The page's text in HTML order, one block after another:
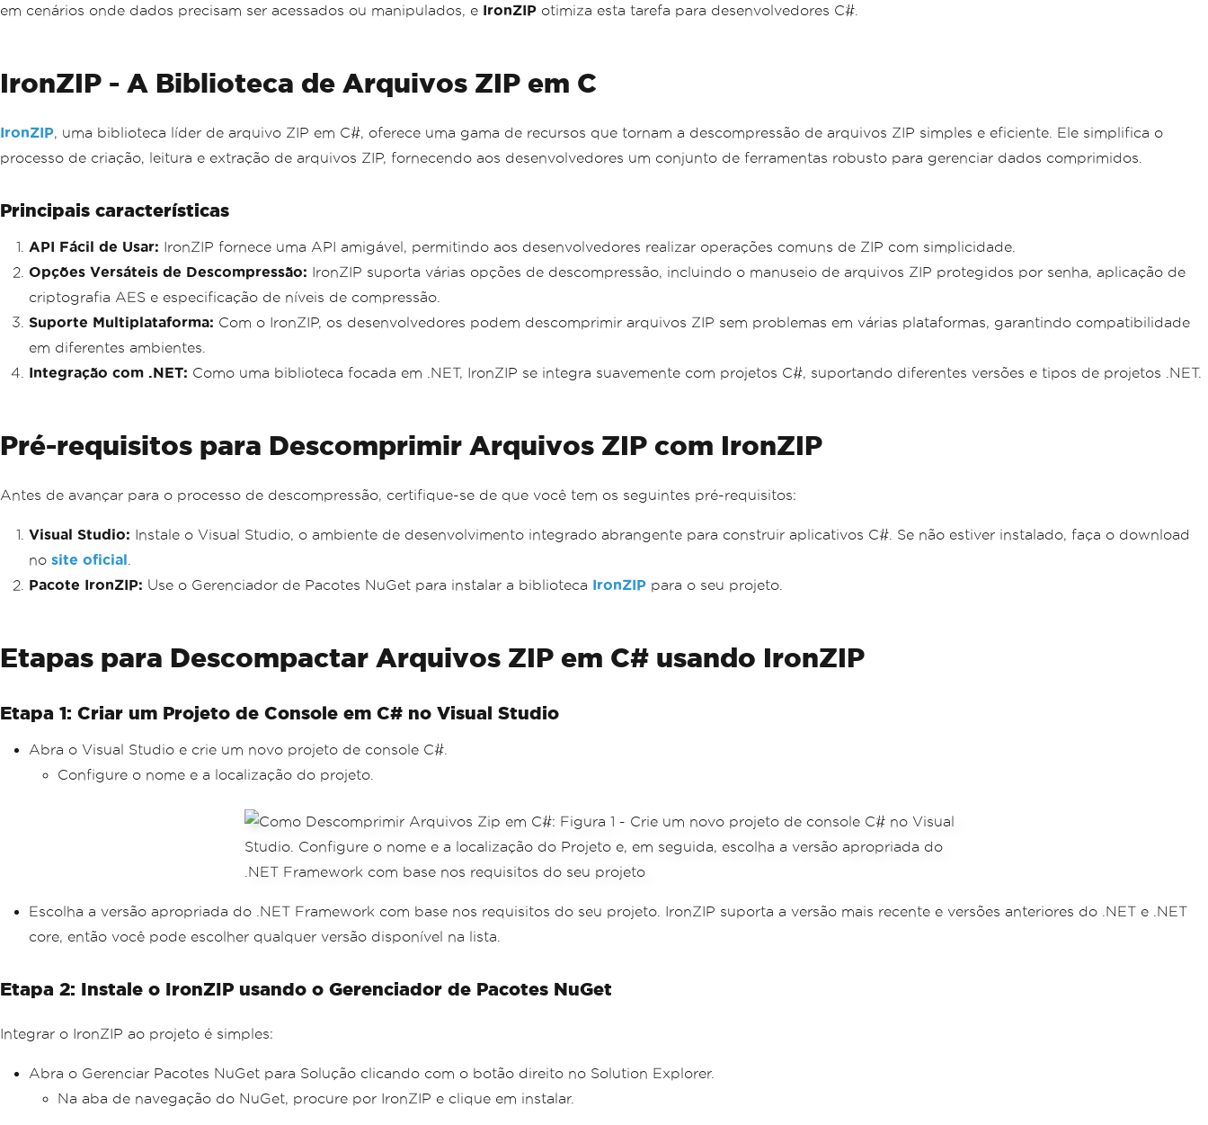
em cenários onde dados precisam ser acessados ou manipulados, e IronZIP otimiza esta tarefa para desenvolvedores C#.
IronZIP - A Biblioteca de Arquivos ZIP em C
IronZIP, uma biblioteca líder de arquivo ZIP em C#, oferece uma gama de recursos que tornam a descompressão de arquivos ZIP simples e eficiente. Ele simplifica o
processo de criação, leitura e extração de arquivos ZIP, fornecendo aos desenvolvedores um conjunto de ferramentas robusto para gerenciar dados comprimidos.
Principais características
API Fácil de Usar: IronZIP fornece uma API amigável, permitindo aos desenvolvedores realizar operações comuns de ZIP com simplicidade.
Opções Versáteis de Descompressão: IronZIP suporta várias opções de descompressão, incluindo o manuseio de arquivos ZIP protegidos por senha, aplicação de
criptografia AES e especificação de níveis de compressão.
Suporte Multiplataforma: Com o IronZIP, os desenvolvedores podem descomprimir arquivos ZIP sem problemas em várias plataformas, garantindo compatibilidade
em diferentes ambientes.
Integração com .NET: Como uma biblioteca focada em .NET, IronZIP se integra suavemente com projetos C#, suportando diferentes versões e tipos de projetos .NET.
Pré-requisitos para Descomprimir Arquivos ZIP com IronZIP
Antes de avançar para o processo de descompressão, certifique-se de que você tem os seguintes pré-requisitos:
Visual Studio: Instale o Visual Studio, o ambiente de desenvolvimento integrado abrangente para construir aplicativos C#. Se não estiver instalado, faça o download
no site oficial
Pacote IronZIP: Use o Gerenciador de Pacotes NuGet para instalar a biblioteca IronZIP para o seu projeto.
Etapas para Descompactar Arquivos ZIP em C# usando IronZIP
Etapa 1: Criar um Projeto de Console em C# no Visual Studio
Abra o Visual Studio e crie um novo projeto de console C#.
Configure o nome e a localização do projeto.
Escolha a versão apropriada do .NET Framework com base nos requisitos do seu projeto. IronZIP suporta a versão mais recente e versões anteriores do .NET e .NET
core, então você pode escolher qualquer versão disponível na lista.
Etapa 2: Instale o IronZIP usando o Gerenciador de Pacotes NuGet
Integrar o IronZIP ao projeto é simples:
Abra o Gerenciar Pacotes NuGet para Solução clicando com o botão direito no Solution Explorer.
Na aba de navegação do NuGet, procure por IronZIP e clique em instalar.